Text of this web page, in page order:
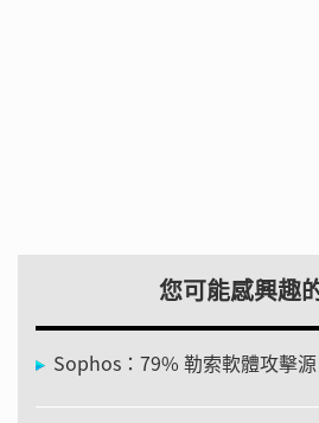
您可能感興趣
Sophos：79% 勒索軟體攻擊